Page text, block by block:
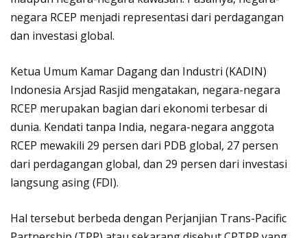
negara RCEP menjadi representasi dari perdagangan
dan investasi global.
Ketua Umum Kamar Dagang dan Industri (KADIN)
Indonesia Arsjad Rasjid mengatakan, negara-negara
RCEP merupakan bagian dari ekonomi terbesar di
dunia. Kendati tanpa India, negara-negara anggota
RCEP mewakili 29 persen dari PDB global, 27 persen
dari perdagangan global, dan 29 persen dari investasi
langsung asing (FDI).
Hal tersebut berbeda dengan Perjanjian Trans-Pacific